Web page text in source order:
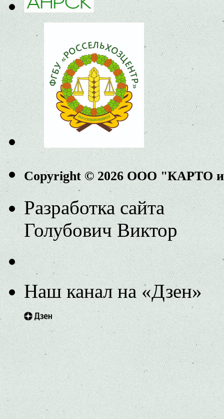
Copyright © 2026 ООО "КАРТО
Разработка сайта
Голубович Виктор
Наш канал на «Дзен»